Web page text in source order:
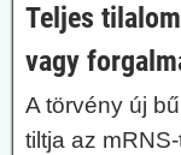
Teljes
vagy
A törvény új
tiltja az